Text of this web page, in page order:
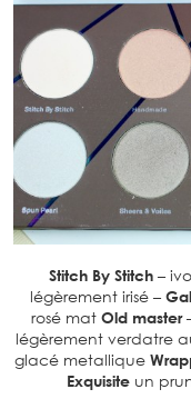
Stitch By Stitch –
légèrement irisé –
rosé mat Old master
légèrement verdatre
glacé metallique
Exquisite un